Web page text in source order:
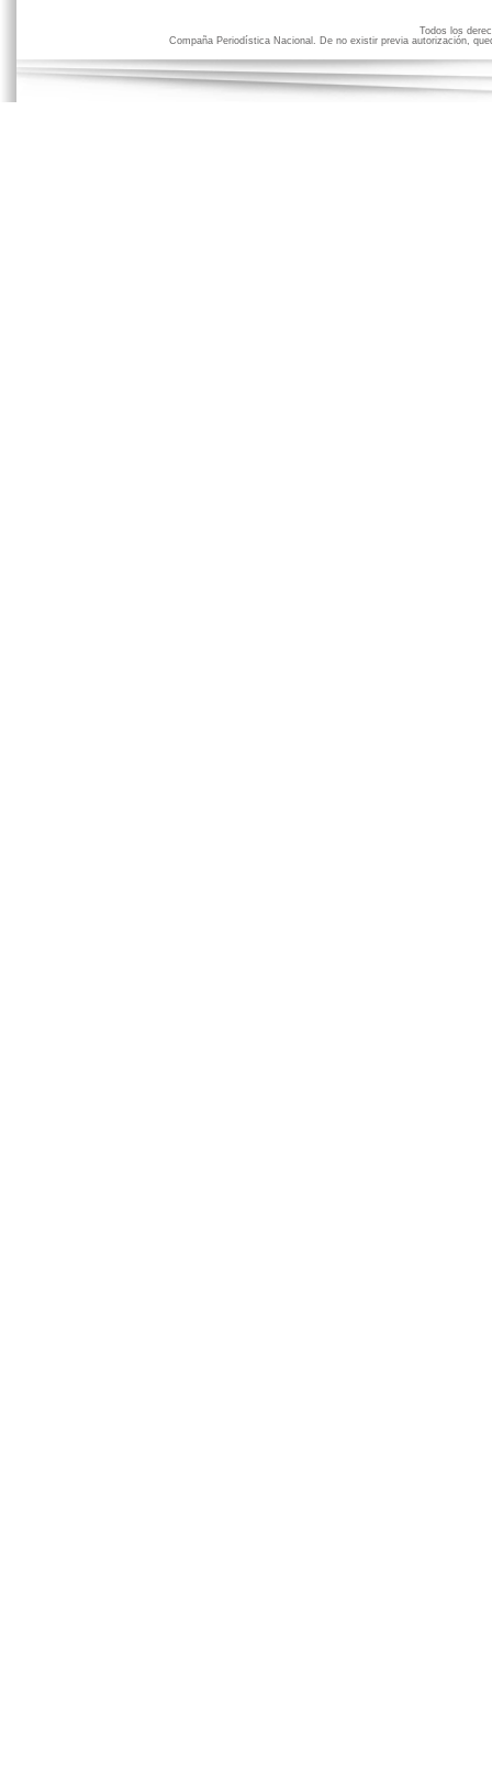
Todos los
Compaña Periodística Nacional. De no existir previa autorización,